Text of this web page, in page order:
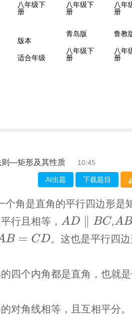
八年级下
册
八年级下
册
八年
册
版本
适合年级
青岛版
八年级下
册
八年
册
则—矩形及其性质 10:45
AI出题 下载题目
个角是直角的平行四边形是
行且相等，
AD ∥BC , AB ∥C
AB =CD
。这也是平行四
四个内角都是直角，也就
对角线相等，且互相平分。